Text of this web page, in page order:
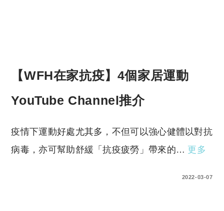
【WFH在家抗疫】4個家居運動
YouTube Channel推介
疫情下運動好處尤其多，不但可以強心健體以對抗
病毒，亦可幫助舒緩「抗疫疲勞」帶來的… 更多
2022-03-07